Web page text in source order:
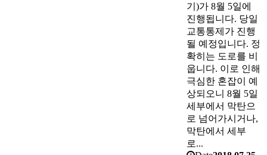
기)가 8월 5일에
진행됩니다. 당일
교통통제가 진행
될 예정입니다. 정
확히는 도로를 비
웁니다. 이로 인해
극심한 혼잡이 예
상되오니 8월 5일
세부에서 막탄으
로 넘어가시거나,
막탄에서 세부
로...